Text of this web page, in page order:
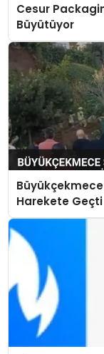
Cesur
Büyütüyor
Harekete Geçti